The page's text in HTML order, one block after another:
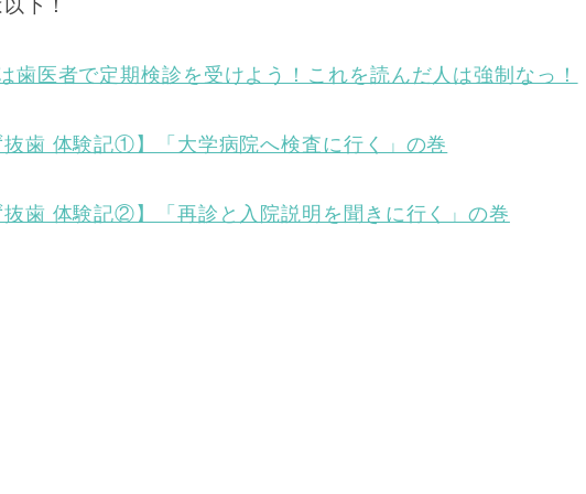
下！
歯医者で定期検診を受けよう！これを読んだ人は強制なっ！
抜歯 体験記①】「大学病院へ検査に行く」の巻
抜歯 体験記②】「再診と入院説明を聞きに行く」の巻